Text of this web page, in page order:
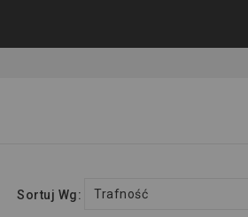
Sortuj Wg: Trafność